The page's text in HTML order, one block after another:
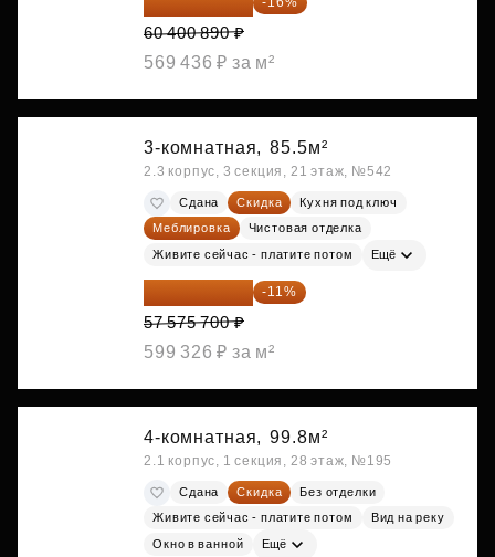
60 400 890 ₽
569 436 ₽ за м²
3-комнатная, 85.5м²
2.3 корпус, 3 секция, 21 этаж, №542
Сдана Скидка
Кухня под ключ
Меблировка
Чистовая отделка
Живите сейчас - платите потом Ещё
51 242 373 ₽ -11%
57 575 700 ₽
599 326 ₽ за м²
4-комнатная, 99.8м²
2.1 корпус, 1 секция, 28 этаж, №195
Сдана Скидка
Без отделки
Живите сейчас - платите потом
Вид на реку
Окно в ванной Ещё